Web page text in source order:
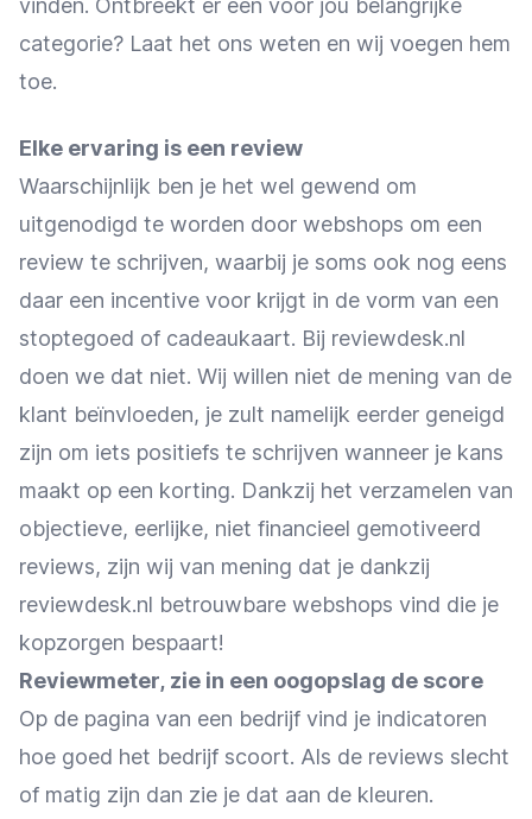
vinden. Ontbreekt er een voor jou belangrijke
categorie? Laat het ons weten en wij voegen hem
toe.
Elke ervaring is een review
Waarschijnlijk ben je het wel gewend om
uitgenodigd te worden door webshops om een
review te schrijven, waarbij je soms ook nog eens
daar een incentive voor krijgt in de vorm van een
stoptegoed of cadeaukaart. Bij reviewdesk.nl
doen we dat niet. Wij willen niet de mening van de
klant beïnvloeden, je zult namelijk eerder geneigd
zijn om iets positiefs te schrijven wanneer je kans
maakt op een korting. Dankzij het verzamelen van
objectieve, eerlijke, niet financieel gemotiveerd
reviews, zijn wij van mening dat je dankzij
reviewdesk.nl betrouwbare webshops vind die je
kopzorgen bespaart!
Reviewmeter, zie in een oogopslag de score
Op de pagina van een bedrijf vind je indicatoren
hoe goed het bedrijf scoort. Als de reviews slecht
of matig zijn dan zie je dat aan de kleuren.